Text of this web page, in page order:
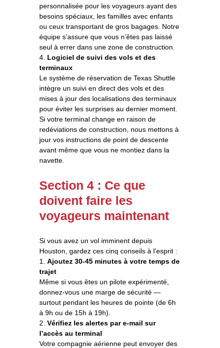
personnalisée pour les voyageurs ayant des
besoins spéciaux, les familles avec enfants
ou ceux transportant de gros bagages. Notre
équipe s’assure que vous n’êtes pas laissé
seul à errer dans une zone de construction.
4. Logiciel de suivi des vols et des
terminaux
Le système de réservation de Texas Shuttle
intègre un suivi en direct des vols et des
mises à jour des localisations des terminaux
pour éviter les surprises au dernier moment.
Si votre terminal change en raison de
redéviations de construction, nous mettons à
jour vos instructions de point de descente
avant même que vous ne montiez dans la
navette.
Section 4 : Ce que
doivent faire les
voyageurs maintenant
Si vous avez un vol imminent depuis
Houston, gardez ces cinq conseils à l’esprit :
1. Ajoutez 30-45 minutes à votre temps de
trajet
Même si vous êtes un pilote expérimenté,
donnez-vous une marge de sécurité —
surtout pendant les heures de pointe (de 6h
à 9h ou de 15h à 19h).
2. Vérifiez les alertes par e-mail sur
l’accès au terminal
Votre compagnie aérienne peut envoyer des